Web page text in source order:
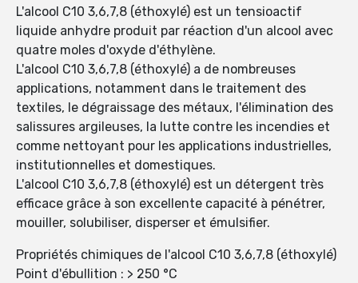
L'alcool C10 3,6,7,8 (éthoxylé) est un tensioactif
liquide anhydre produit par réaction d'un alcool avec
quatre moles d'oxyde d'éthylène.
L'alcool C10 3,6,7,8 (éthoxylé) a de nombreuses
applications, notamment dans le traitement des
textiles, le dégraissage des métaux, l'élimination des
salissures argileuses, la lutte contre les incendies et
comme nettoyant pour les applications industrielles,
institutionnelles et domestiques.
L'alcool C10 3,6,7,8 (éthoxylé) est un détergent très
efficace grâce à son excellente capacité à pénétrer,
mouiller, solubiliser, disperser et émulsifier.
Propriétés chimiques de l'alcool C10 3,6,7,8 (éthoxylé)
Point d'ébullition : > 250 °C